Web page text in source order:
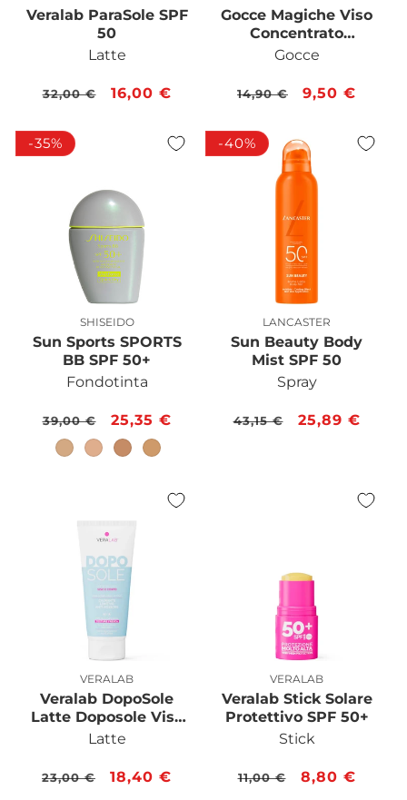
Veralab ParaSole SPF
50
Latte
Prezzo
listino
32,00 €
Prezzo
16,00 €
Gocce Magiche Viso
Concentrato
Autoabbronzante
Gocce
Prezzo
listino
14,90 €
Prezzo
9,50 €
-35%
Produttore:
SHISEIDO
Sun Sports SPORTS
BB SPF 50+
Fondotinta
Prezzo
di
39,00 €
Prezzo
scontato
25,35 €
-40%
Produttore:
LANCASTER
Sun Beauty Body
Mist SPF 50
Spray
Prezzo
43,15 €
Prezzo
25,89 €
Produttore:
VERALAB
Veralab DopoSole
Latte Doposole Viso
e Corpo
Latte
Prezzo
23,00 €
Prezzo
18,40 €
Produttore:
VERALAB
Veralab Stick Solare
Protettivo SPF 50+
Stick
Prezzo
11,00 €
Prezzo
8,80 €